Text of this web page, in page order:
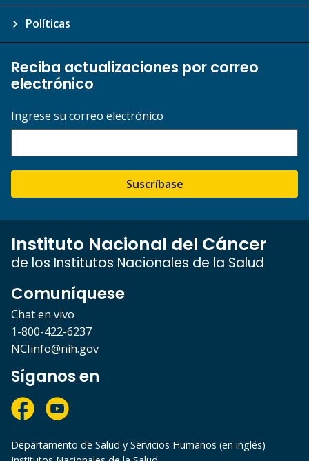
Políticas
Reciba actualizaciones por correo
electrónico
Ingrese su correo electrónico
Suscríbase
Instituto Nacional del Cáncer
de los Institutos Nacionales de la Salud
Comuníquese
Chat en vivo
1-800-422-6237
NCIinfo@nih.gov
Síganos en
Departamento de Salud y Servicios Humanos (en inglés)